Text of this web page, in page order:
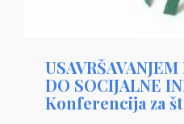
DO SOCIJALNE
Konferencija za